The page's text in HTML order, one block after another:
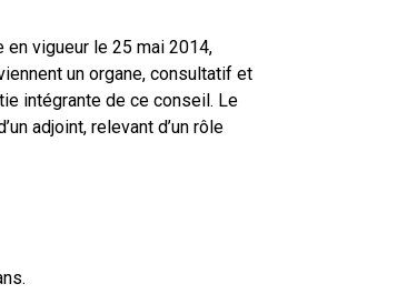
vigueur le 25 mai 2014,
un organe, consultatif et
intégrante de ce conseil. Le
adjoint, relevant d’un rôle